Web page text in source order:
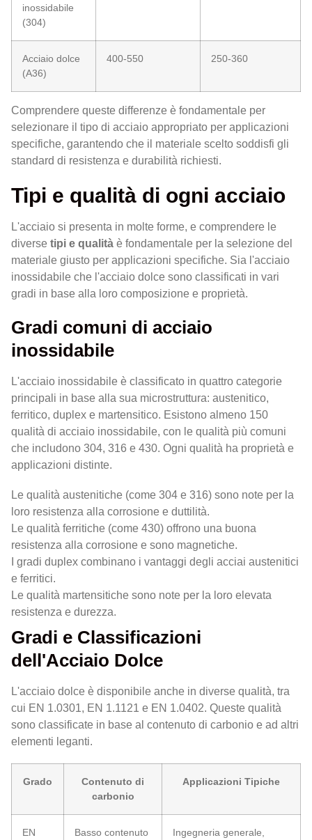
inossidabile
(304)
Acciaio dolce
(A36)
400-550 250-360
Comprendere queste differenze è fondamentale per
selezionare il tipo di acciaio appropriato per applicazioni
specifiche, garantendo che il materiale scelto soddisfi gli
standard di resistenza e durabilità richiesti.
Tipi e qualità di ogni acciaio
L'acciaio si presenta in molte forme, e comprendere le
diverse tipi e qualità è fondamentale per la selezione del
materiale giusto per applicazioni specifiche. Sia l'acciaio
inossidabile che l'acciaio dolce sono classificati in vari
gradi in base alla loro composizione e proprietà.
Gradi comuni di acciaio
inossidabile
L'acciaio inossidabile è classificato in quattro categorie
principali in base alla sua microstruttura: austenitico,
ferritico, duplex e martensitico. Esistono almeno 150
qualità di acciaio inossidabile, con le qualità più comuni
che includono 304, 316 e 430. Ogni qualità ha proprietà e
applicazioni distinte.
Le qualità austenitiche (come 304 e 316) sono note per la
loro resistenza alla corrosione e duttilità.
Le qualità ferritiche (come 430) offrono una buona
resistenza alla corrosione e sono magnetiche.
I gradi duplex combinano i vantaggi degli acciai austenitici
e ferritici.
Le qualità martensitiche sono note per la loro elevata
resistenza e durezza.
Gradi e Classificazioni
dell'Acciaio Dolce
L'acciaio dolce è disponibile anche in diverse qualità, tra
cui EN 1.0301, EN 1.1121 e EN 1.0402. Queste qualità
sono classificate in base al contenuto di carbonio e ad altri
elementi leganti.
Grado
Contenuto di
carbonio
Applicazioni Tipiche
EN
Basso contenuto
Ingegneria generale,